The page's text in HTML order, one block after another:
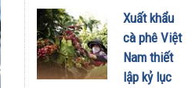
thị trường
tỉ dân
19/11/2025
Xuất khẩu
cà phê Việt
Nam thiết
lập kỷ lục